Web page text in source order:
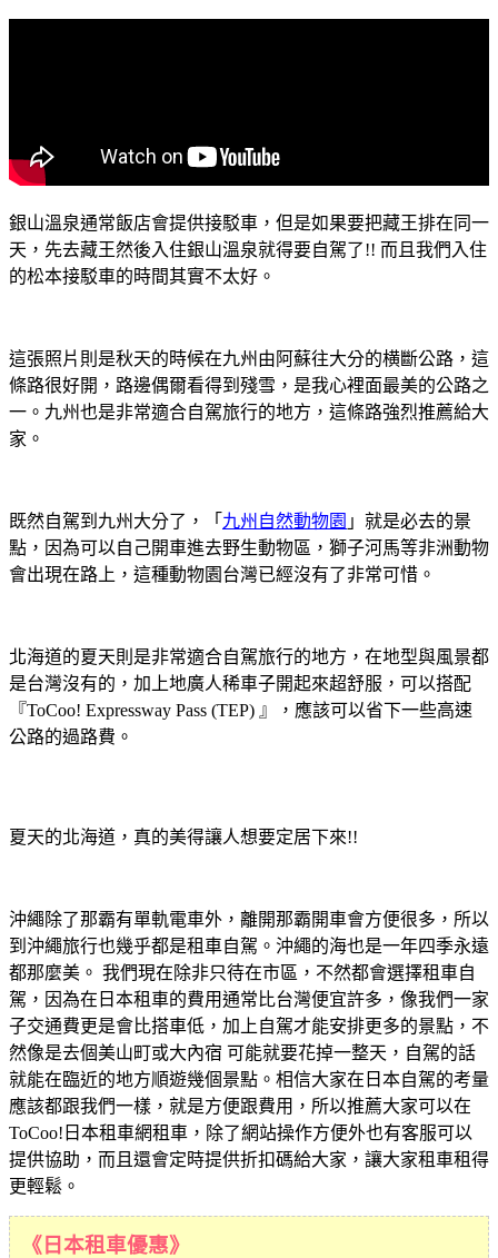
銀山溫泉通常飯店會提供接駁車，但是如果要把藏王排在同一
天，先去藏王然後入住銀山溫泉就得要自駕了!! 而且我們入住
的松本接駁車的時間其實不太好。
這張照片則是秋天的時候在九州由阿蘇往大分的横斷公路，這
條路很好開，路邊偶爾看得到殘雪，是我心裡面最美的公路之
一。九州也是非常適合自駕旅行的地方，這條路強烈推薦給大
家。
既然自駕到九州大分了，「 九州自然動物園 」就是必去的景
點，因為可以自己開車進去野生動物區，獅子河馬等非洲動物
會出現在路上，這種動物園台灣已經沒有了非常可惜。
北海道的夏天則是非常適合自駕旅行的地方，在地型與風景都
是台灣沒有的，加上地廣人稀車子開起來超舒服，可以搭配
『ToCoo! Expressway Pass (TEP) 』，應該可以省下一些高速
公路的過路費。
夏天的北海道，真的美得讓人想要定居下來!!
沖繩除了那霸有單軌電車外，離開那霸開車會方便很多，所以
到沖繩旅行也幾乎都是租車自駕。沖繩的海也是一年四季永遠
都那麼美。 我們現在除非只待在市區，不然都會選擇租車自
駕，因為在日本租車的費用通常比台灣便宜許多，像我們一家
子交通費更是會比搭車低，加上自駕才能安排更多的景點，不
然像是去個美山町或大內宿 可能就要花掉一整天，自駕的話
就能在臨近的地方順遊幾個景點。相信大家在日本自駕的考量
應該都跟我們一樣，就是方便跟費用，所以推薦大家可以在
ToCoo!日本租車網租車，除了網站操作方便外也有客服可以
提供協助，而且還會定時提供折扣碼給大家，讓大家租車租得
更輕鬆。
《日本租車優惠》